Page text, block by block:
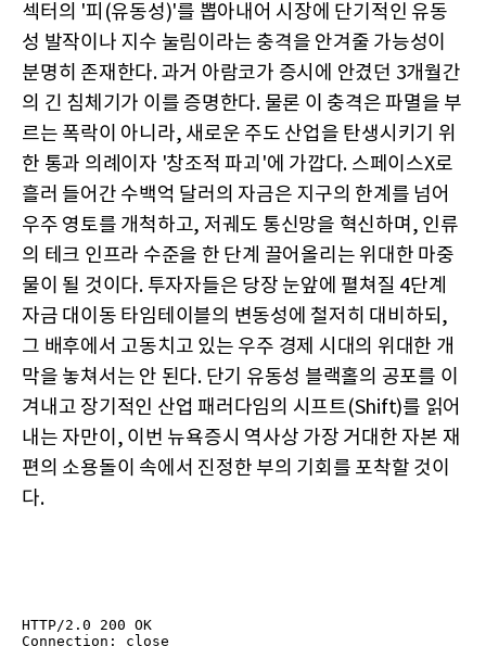
섹터의 '피(유동성)'를 뽑아내어 시장에 단기적인 유동
성 발작이나 지수 눌림이라는 충격을 안겨줄 가능성이
분명히 존재한다. 과거 아람코가 증시에 안겼던 3개월간
의 긴 침체기가 이를 증명한다. 물론 이 충격은 파멸을 부
르는 폭락이 아니라, 새로운 주도 산업을 탄생시키기 위
한 통과 의례이자 '창조적 파괴'에 가깝다. 스페이스X로
흘러 들어간 수백억 달러의 자금은 지구의 한계를 넘어
우주 영토를 개척하고, 저궤도 통신망을 혁신하며, 인류
의 테크 인프라 수준을 한 단계 끌어올리는 위대한 마중
물이 될 것이다. 투자자들은 당장 눈앞에 펼쳐질 4단계
자금 대이동 타임테이블의 변동성에 철저히 대비하되,
그 배후에서 고동치고 있는 우주 경제 시대의 위대한 개
막을 놓쳐서는 안 된다. 단기 유동성 블랙홀의 공포를 이
겨내고 장기적인 산업 패러다임의 시프트(Shift)를 읽어
내는 자만이, 이번 뉴욕증시 역사상 가장 거대한 자본 재
편의 소용돌이 속에서 진정한 부의 기회를 포착할 것이
다.